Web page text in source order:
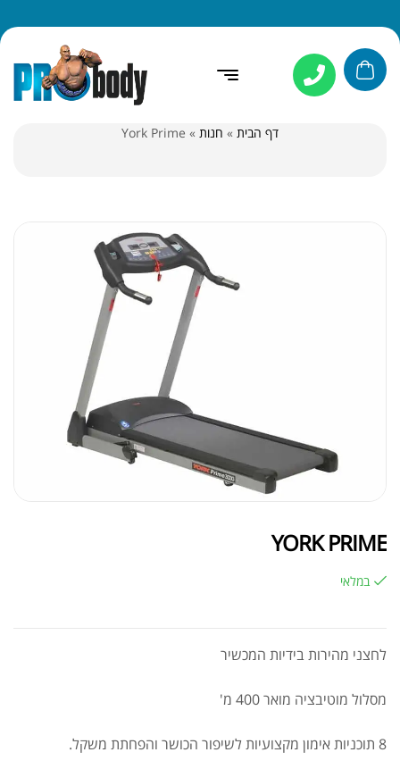
דף הבית » חנות »
York Prime
YORK PRIME
במלאי
לחצני מהירות בידיות המכשיר
מסלול מוטיבציה מואר 400 מ'
8 תוכניות אימון מקצועיות לשיפור הכושר והפחתת משקל.